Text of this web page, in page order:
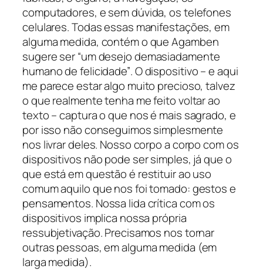
computadores, e sem dúvida, os telefones
celulares. Todas essas manifestações, em
alguma medida, contém o que Agamben
sugere ser“um desejo demasiadamente
humano de felicidade”. O dispositivo – e aqui
me parece estar algo muito precioso, talvez
o que realmente tenha me feito voltar ao
texto – captura o que nos é mais sagrado, e
por isso não conseguimos simplesmente
nos livrar deles. Nosso corpo a corpo com os
dispositivos não pode ser simples, já que o
que está em questão é restituir ao uso
comum aquilo que nos foi tomado: gestos e
pensamentos. Nossa lida crítica com os
dispositivos implica nossa própria
ressubjetivação. Precisamos nos tornar
outras pessoas, em alguma medida (em
larga medida).